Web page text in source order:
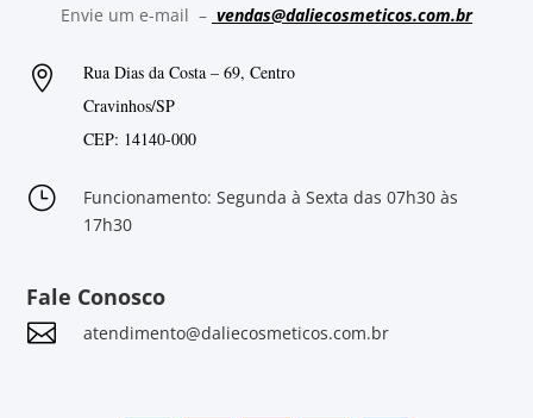
Envie um e-mail – vendas@daliecosmeticos.com.br

Rua Dias da Costa – 69, Centro
Cravinhos/SP
CEP: 14140-000
}
Funcionamento: Segunda à Sexta das 07h30 às
17h30
Fale Conosco
 atendimento@daliecosmeticos.com.br